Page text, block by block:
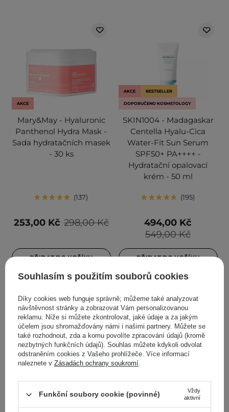
AKCE
Mary&May - Hyaluronic
Panthenol Hydra Mask -
Sada hydratačních masek
- 30 ks
137
298,00 Kč
253,00 Kč
PŘIDAT DO KOŠÍKU
AKCE BESTSELLER
DOPORUČENO KOSMETOLOGY
SKIN1004 - Madagaskar
Centella Hyalu-Cica
Water-Fit Sun Serum
SPF50+ PA++++ -
Hydratační opalovací
krém - 50 ml
195
549,00 Kč
494,00 Kč
PŘIDAT DO KOŠÍKU
Aestura - Atobarrier 365
Anua - Heartleaf
Souhlasím s použitím souborů cookies
Díky cookies web funguje správně; můžeme také analyzovat
návštěvnost stránky a zobrazovat Vám personalizovanou
reklamu. Níže si můžete zkontrolovat, jaké údaje a za jakým
účelem jsou shromažďovány námi i našimi partnery. Můžete se
také rozhodnout, zda a komu povolíte zpracování údajů (kromě
nezbytných funkčních údajů). Souhlas můžete kdykoli odvolat
odstraněním cookies z Vašeho prohlížeče. Více informací
naleznete v Zásadách ochrany soukromí.
Funkční soubory cookie (povinné)
Vždy
aktivní